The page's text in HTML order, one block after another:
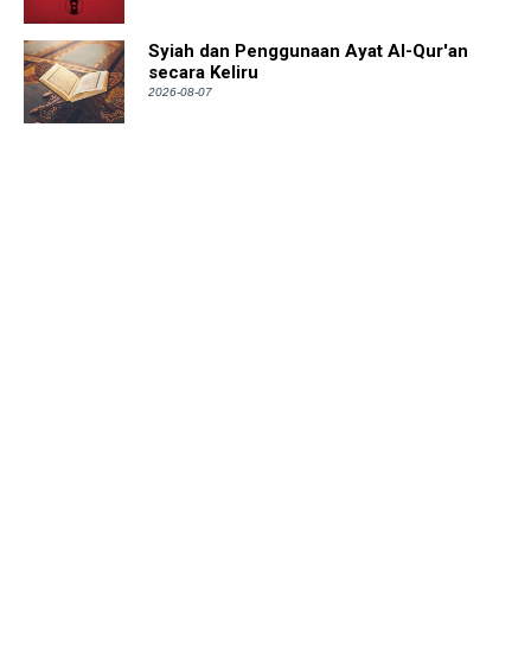
Syiah dan Penggunaan Ayat Al-Qur'an
secara Keliru
2026-08-07